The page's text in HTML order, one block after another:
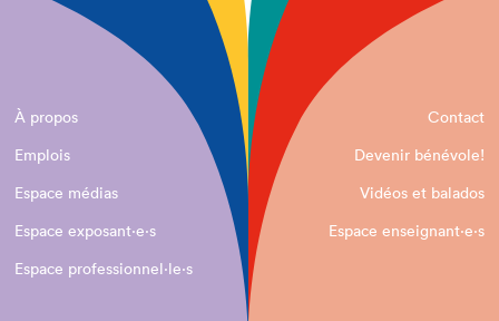
À propos
Contact
Emplois
Devenir bénévole!
Espace médias
Vidéos et balados
Espace exposant·e⋅s
Espace enseignant·e⋅s
Espace professionnel·le⋅s